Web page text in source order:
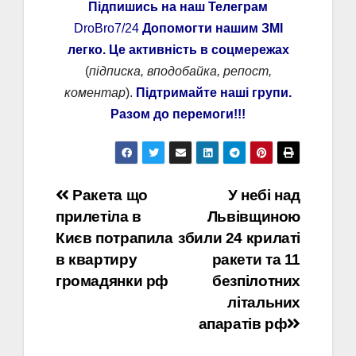
Підпишись на наш Телеграм
DroBro7/24 Допомогти нашим ЗМІ
легко. Це активність в соцмережах
(підписка, вподобайка, репост,
коментар). Підтримайте наші групи.
Разом до перемоги!!!
Навігація
записів
У небі над
Львівщиною
збили 24 крилаті
ракети та 11
безпілотних
літальних
апаратів рф
Ракета що
прилетіла в
Києв потрапила
в квартиру
громадянки рф